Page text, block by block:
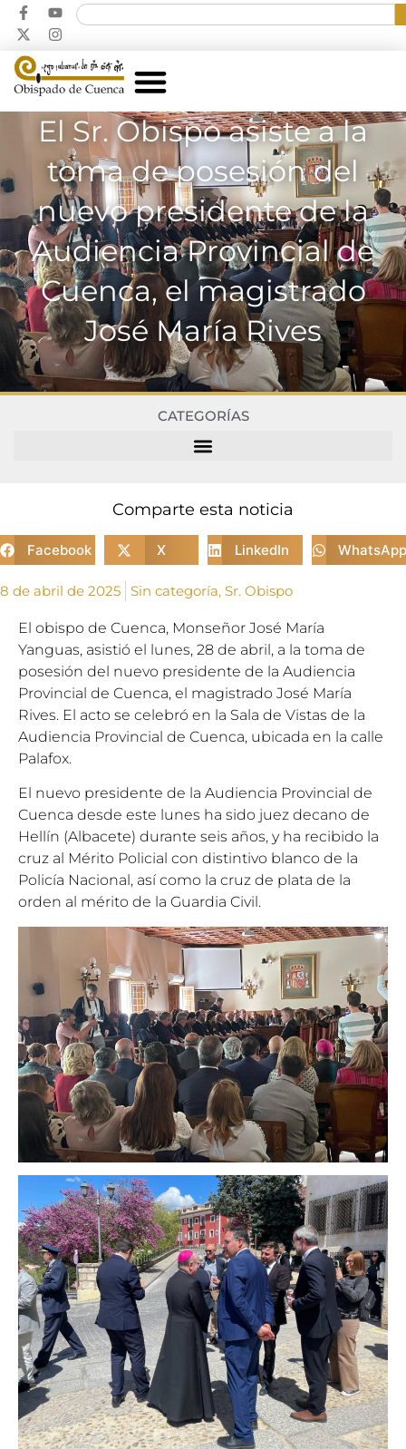
El Sr. Obispo asiste a la
toma de posesión del
nuevo presidente de la
Audiencia Provincial de
Cuenca, el magistrado
José María Rives
CATEGORÍAS
Comparte esta noticia
Facebook X LinkedIn WhatsApp
8 de abril de 2025 Sin categoría, Sr. Obispo
El obispo de Cuenca, Monseñor José María
Yanguas, asistió el lunes, 28 de abril, a la toma de
posesión del nuevo presidente de la Audiencia
Provincial de Cuenca, el magistrado José María
Rives. El acto se celebró en la Sala de Vistas de la
Audiencia Provincial de Cuenca, ubicada en la calle
Palafox.
El nuevo presidente de la Audiencia Provincial de
Cuenca desde este lunes ha sido juez decano de
Hellín (Albacete) durante seis años, y ha recibido la
cruz al Mérito Policial con distintivo blanco de la
Policía Nacional, así como la cruz de plata de la
orden al mérito de la Guardia Civil.